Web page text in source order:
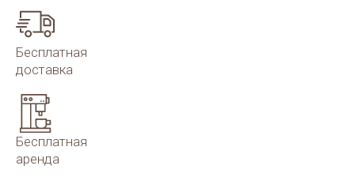
Бесплатная
доставка
Бесплатная
аренда